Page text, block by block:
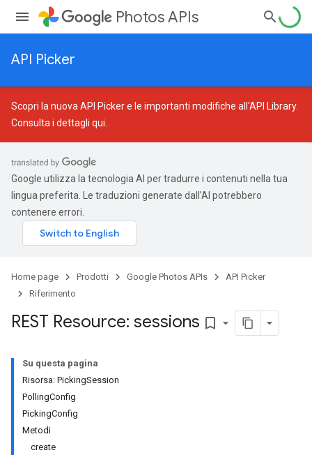
Photos APIs
API Picker
Scopri la nuova API Picker e le importanti modifiche all'API Library.
Consulta i dettagli qui
Google utilizza la tecnologia AI per tradurre i contenuti nella tua
lingua preferita. Le traduzioni generate dall'AI potrebbero
contenere errori.
Home page Prodotti Google Photos APIs
API Picker
Riferimento
REST Resource: sessions bookmark_border
Su questa pagina
Risorsa: PickingSession
PollingConfig
PickingConfig
Metodi
create